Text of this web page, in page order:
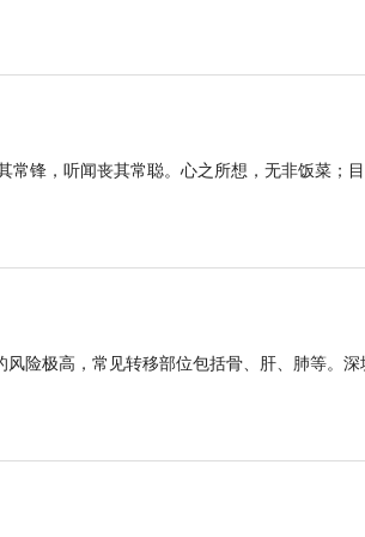
常锋，听闻丧其常聪。心之所想，无非饭菜；
险极高，常见转移部位包括骨、肝、肺等。深